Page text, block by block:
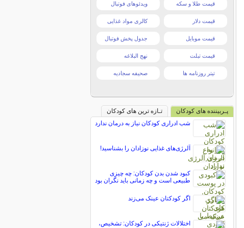
قیمت طلا و سکه ویدئوهای فوتبال
قیمت دلار کالری مواد غذایی
قیمت موبایل جدول پخش فوتبال
قیمت تبلت نهج البلاغه
تیتر روزنامه ها صحیفه سجادیه
پـربیننده های کودکان
تـازه ترین های کودکان
شب ادراری کودکان نیاز به درمان ندارد
آلرژی‌های غذایی نوزادان را بشناسید!
کبود شدن بدن کودکان: چه چیزی
طبیعی است و چه زمانی باید نگران بود
اگر کودکتان عینک می‌زند
اختلالات ژنتیکی در کودکان: تشخیص،